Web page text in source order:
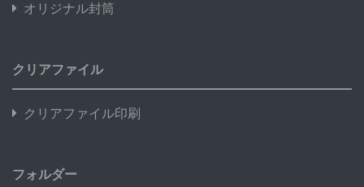
オリジナル封筒
クリアファイル
クリアファイル印刷
フォルダー